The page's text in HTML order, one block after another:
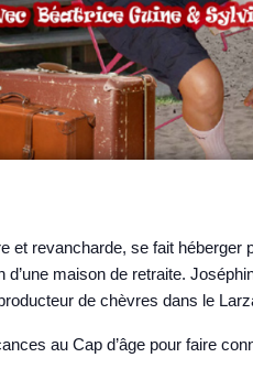
et revancharde, se fait héberger
maison de retraite.
de chèvres dans le
au Cap d’âge pour faire